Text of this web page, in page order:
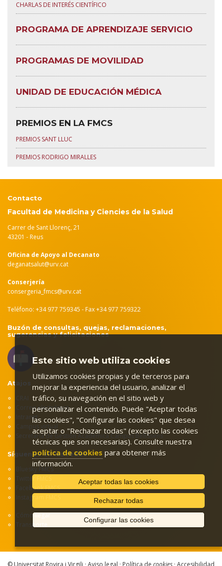
CHARLAS DE INTERÉS CIENTÍFICO
PROGRAMA DE APRENDIZAJE SERVICIO
PROGRAMAS DE MOVILIDAD
UNIDAD DE EDUCACIÓN MÉDICA
PREMIOS EN LA FMCS
PREMIOS SANT LLUC
PREMIOS RODRIGO MIRALLES
Contacto
Facultad de Medicina y Ciencies de la Salud
Carrer de Sant Llorenç, 21
43201 - Reus
Oficina de Apoyo al Decanato
deganatsalut@urv.cat
Conserjería
consergeria_fmcs@urv.cat
Teléfono: +34 977 759345 - Fax +34 977 759322
Buzón de consultas, quejas, reclamaciones,
sugerencias y felicitaciones
Atajos
CRAI
Correo electrónico
Intranet
Campus virtual
Secretaría de Gestión Académica Campus Bellissens
Síguenos en las redes
Bluesky FMCS
Twitter FMCS
Facebook FMCS
Instagram FMCS
Cómo llegar
Transporte
© Universitat Rovira i Virgili · Aviso legal · Política de cookies · Accesibilidad
Este sitio web utiliza cookies
Utilizamos cookies propias y de terceros para
mejorar la experiencia del usuario, analizar el
tráfico, su navegación en el sitio web y
personalizar el contenido. Puede "Aceptar todas
las cookies", "Configurar las cookies" que desea
aceptar o "Rechazar todas" (excepto las cookies
técnicas que son necesarias). Consulte nuestra
política de cookies para obtener más
información.
Aceptar todas las cookies
Rechazar todas
Configurar las cookies